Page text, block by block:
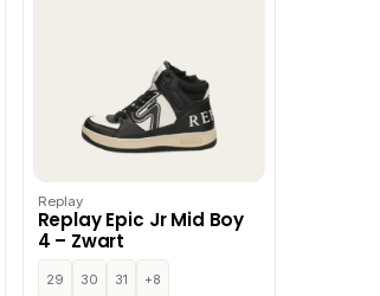
Replay
Replay Epic Jr Mid Boy
4 – Zwart
29 30 31
+8